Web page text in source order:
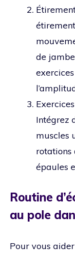
de
Intégrez
muscles
rotations
épaules
Routine
au pole
Pour vous